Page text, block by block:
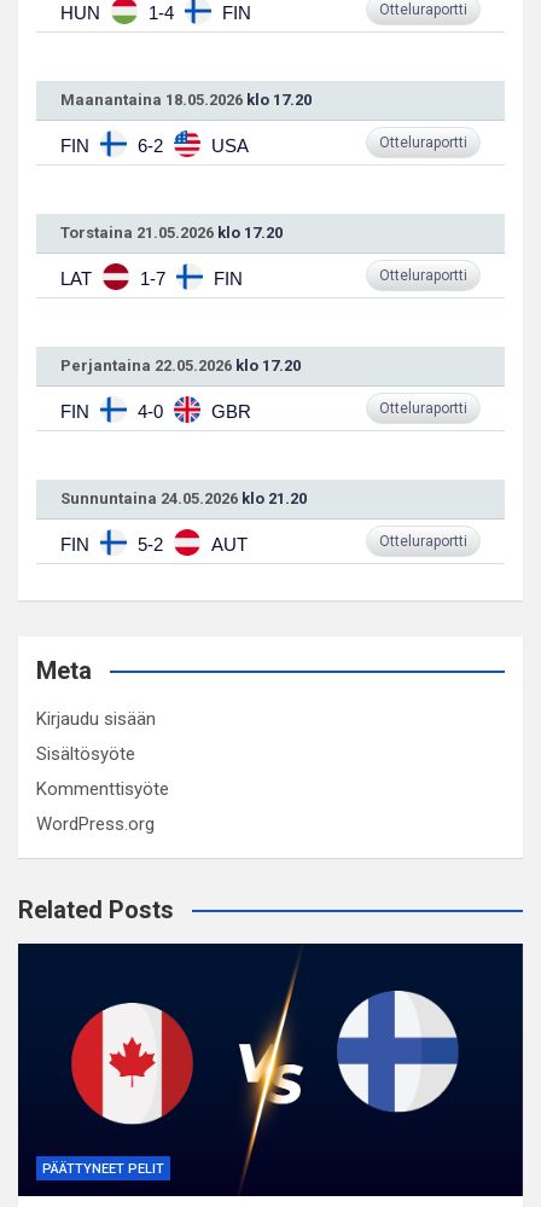
HUN 1-4 FIN Otteluraportti
Maanantaina 18.05.2026 klo 17.20
FIN 6-2 USA Otteluraportti
Torstaina 21.05.2026 klo 17.20
LAT 1-7 FIN Otteluraportti
Perjantaina 22.05.2026 klo 17.20
FIN 4-0 GBR Otteluraportti
Sunnuntaina 24.05.2026 klo 21.20
FIN 5-2 AUT Otteluraportti
Meta
Kirjaudu sisään
Sisältösyöte
Kommenttisyöte
WordPress.org
Related Posts
PÄÄTTYNEET PELIT